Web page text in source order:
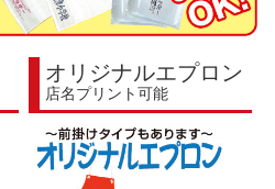
オリジナルエプロン
店名プリント可能